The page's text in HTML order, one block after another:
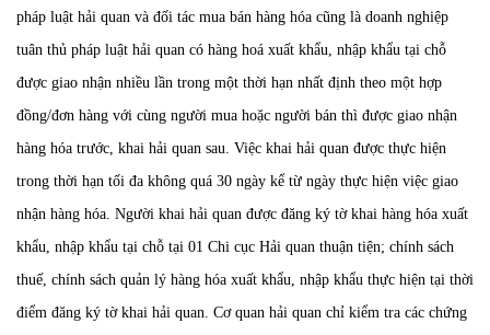
pháp luật hải quan và đối tác mua bán hàng hóa cũng là doanh nghiệp
tuân thủ pháp luật hải quan có hàng hoá xuất khẩu, nhập khẩu tại chỗ
được giao nhận nhiều lần trong một thời hạn nhất định theo một hợp
đồng/đơn hàng với cùng người mua hoặc người bán thì được giao nhận
hàng hóa trước, khai hải quan sau. Việc khai hải quan được thực hiện
trong thời hạn tối đa không quá 30 ngày kể từ ngày thực hiện việc giao
nhận hàng hóa. Người khai hải quan được đăng ký tờ khai hàng hóa xuất
khẩu, nhập khẩu tại chỗ tại 01 Chi cục Hải quan thuận tiện; chính sách
thuế, chính sách quản lý hàng hóa xuất khẩu, nhập khẩu thực hiện tại thời
điểm đăng ký tờ khai hải quan. Cơ quan hải quan chỉ kiểm tra các chứng